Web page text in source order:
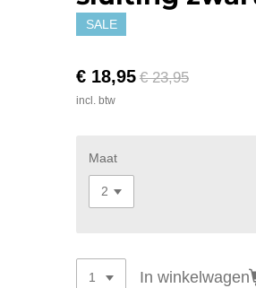
SALE
€ 18,95 € 23,95
incl. btw
Maat
In winkelwagen